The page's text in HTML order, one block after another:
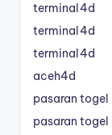
terminal4d
terminal4d
terminal4d
aceh4d
pasaran togel
pasaran togel